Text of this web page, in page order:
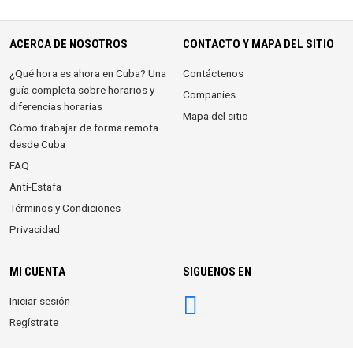
ACERCA DE NOSOTROS
¿Qué hora es ahora en Cuba? Una
guía completa sobre horarios y
diferencias horarias
Cómo trabajar de forma remota
desde Cuba
FAQ
Anti-Estafa
Términos y Condiciones
Privacidad
CONTACTO Y MAPA DEL SITIO
Contáctenos
Companies
Mapa del sitio
MI CUENTA
Iniciar sesión
Regístrate
SIGUENOS EN